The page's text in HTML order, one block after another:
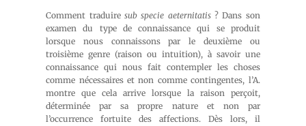
Comment traduire sub specie aeternitatis? Dans son
examen du type de connaissance qui se produit
lorsque nous connaissons par le deuxième ou
troisième genre (raison ou intuition), à savoir une
connaissance qui nous fait contempler les choses
comme nécessaires et non comme contingentes, l’A.
montre que cela arrive lorsque la raison perçoit,
déterminée par sa propre nature et non par
l’occurrence fortuite des affections. Dès lors, il